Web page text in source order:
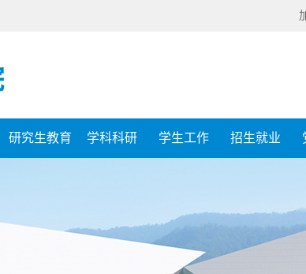
研究生教育 学科科研 学生工作 招生就业